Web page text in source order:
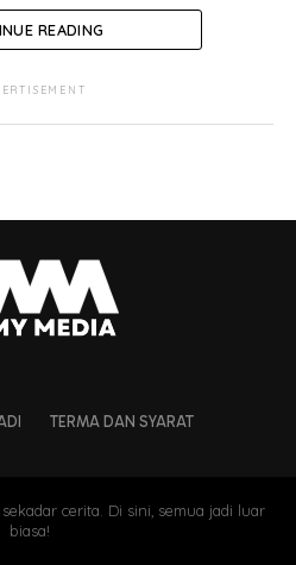
READING
TERMA DAN SYARAT
cerita. Di sini, semua jadi luar
biasa!